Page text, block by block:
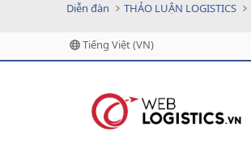
Diễn đàn THẢO LUẬN LOGISTICS
Tiếng Việt (VN)